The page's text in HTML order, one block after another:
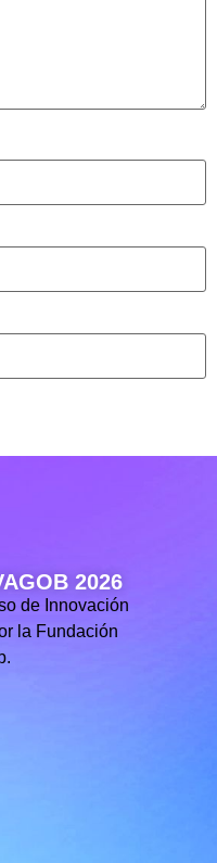
2026
de Innovación
la Fundación